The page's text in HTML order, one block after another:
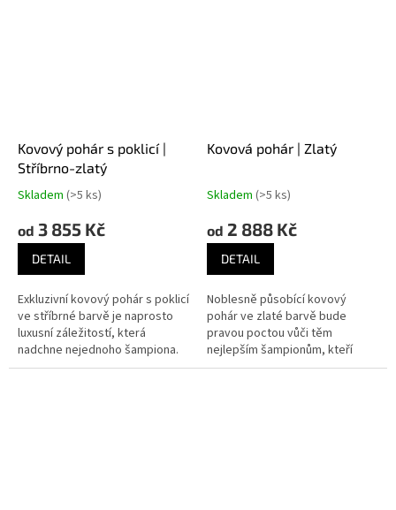
Kovový pohár s poklicí |
Stříbrno-zlatý
Skladem (>5 ks)
od 3 855 Kč
DETAIL
Exkluzivní kovový pohár s poklicí
ve stříbrné barvě je naprosto
luxusní záležitostí, která
nadchne nejednoho šampiona.
Kovová pohár | Zlatý
Skladem (>5 ks)
od 2 888 Kč
DETAIL
Noblesně působící kovový
pohár ve zlaté barvě bude
pravou poctou vůči těm
nejlepším šampionům, kteří
dosáhli vítězství.